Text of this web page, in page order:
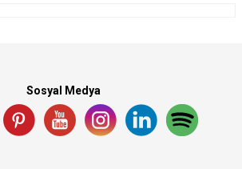
Sosyal Medya